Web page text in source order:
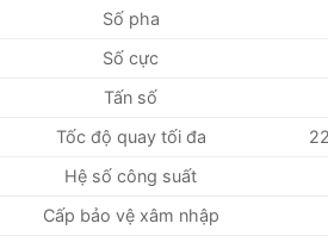
Số pha
Số cực
Tấn số
Tốc độ quay tối đa
Hệ số công suất
Cấp bảo vệ xâm nhập